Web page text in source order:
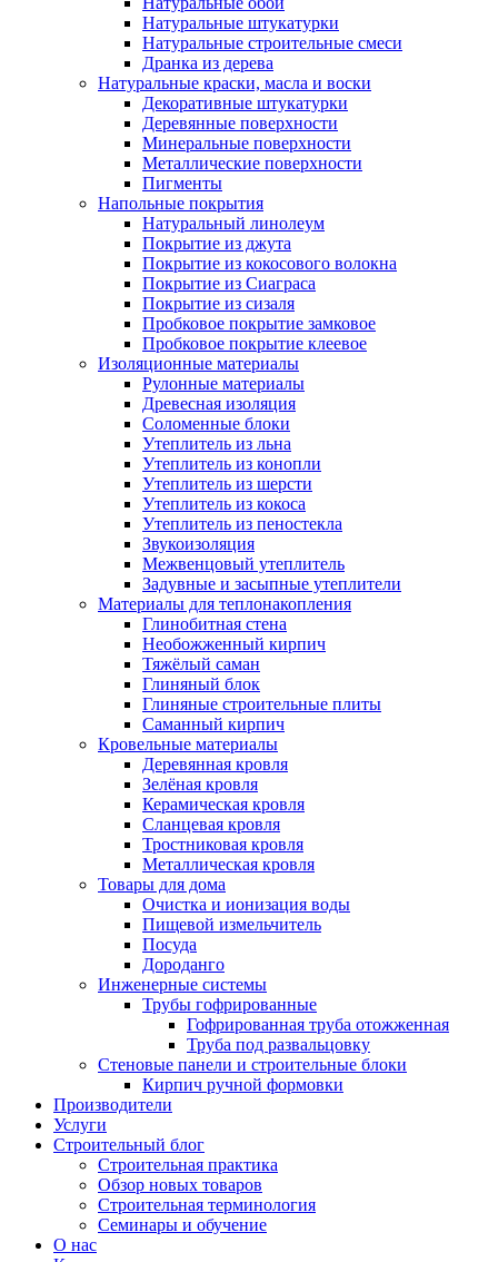
Натуральные штукатурки
Натуральные строительные смеси
Дранка из дерева
Натуральные краски, масла и воски
Декоративные штукатурки
Деревянные поверхности
Минеральные поверхности
Металлические поверхности
Пигменты
Напольные покрытия
Натуральный линолеум
Покрытие из джута
Покрытие из кокосового волокна
Покрытие из Сиаграса
Покрытие из сизаля
Пробковое покрытие замковое
Пробковое покрытие клеевое
Изоляционные материалы
Рулонные материалы
Древесная изоляция
Соломенные блоки
Утеплитель из льна
Утеплитель из конопли
Утеплитель из шерсти
Утеплитель из кокоса
Утеплитель из пеностекла
Звукоизоляция
Межвенцовый утеплитель
Задувные и засыпные утеплители
Материалы для теплонакопления
Глинобитная стена
Необожженный кирпич
Тяжёлый саман
Глиняный блок
Глиняные строительные плиты
Саманный кирпич
Кровельные материалы
Деревянная кровля
Зелёная кровля
Керамическая кровля
Сланцевая кровля
Тростниковая кровля
Металлическая кровля
Товары для дома
Очистка и ионизация воды
Пищевой измельчитель
Посуда
Дороданго
Инженерные системы
Трубы гофрированные
Гофрированная труба отожженная
Труба под развальцовку
Стеновые панели и строительные блоки
Кирпич ручной формовки
Производители
Услуги
Строительный блог
Строительная практика
Обзор новых товаров
Строительная терминология
Семинары и обучение
О нас